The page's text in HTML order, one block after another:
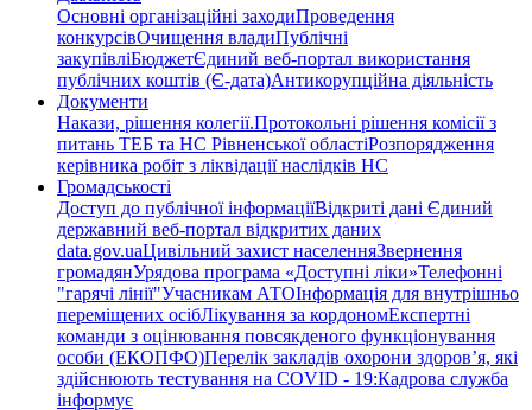
Основні організаційні заходиПроведення
конкурсівОчищення владиПублічні
закупівліБюджетЄдиний веб-портал використання
публічних коштів (Є-дата)Антикорупційна діяльність
Документи
Накази, рішення колегії.Протокольні рішення комісії з
питань ТЕБ та НС Рівненської областіРозпорядження
керівника робіт з ліквідації наслідків НС
Громадськості
Доступ до публічної інформаціїВідкриті дані Єдиний
державний веб-портал відкритих даних
data.gov.uaЦивільний захист населенняЗвернення
громадянУрядова програма «Доступні ліки»Телефонні
"гарячі лінії"Учасникам АТОІнформація для внутрішньо
переміщених осібЛікування за кордономЕкспертні
команди з оцінювання повсякденого функціонування
особи (ЕКОПФО)Перелік закладів охорони здоров’я, які
здійснюють тестування на COVID - 19:Кадрова служба
інформує